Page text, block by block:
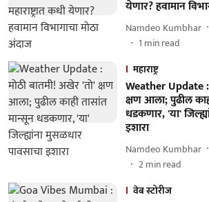
येणार? हवामान
Namdeo Kumbhar
1 min read
महाराष्ट्र
Weather Update
क्षण आला; पुढील
धडकणार, 'या'
इशारा
Namdeo Kumbhar
2min read
वेब स्टोरीज